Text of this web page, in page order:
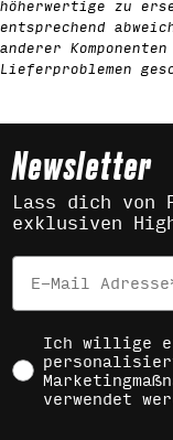
höherwertige zu
entsprechend
anderer
Lieferproblemen
Newsletter
Lass dich von
exklusiven
Email
Social Consent
Ich willige
verwendet